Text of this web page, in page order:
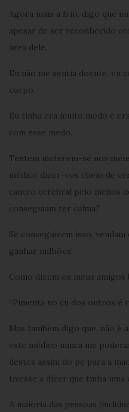
Agora mais a frio, digo que
apesar de ser reconhecido
área dele.
Eu não me sentia doente, eu
corpo.
Eu tinha era muito medo e
com esse medo.
Tentem meterem-se nos
médico dizer-vos cheio de
cancro cerebral pelo menos
conseguiam ter calma?
Se conseguirem isso,
ganhar milhões!
Como dizem os meus
“Pimenta no cu dos outros é
Mas também digo que, não é
este médico nunca me
destes assim do pé para a
tivesse a dizer que tinha uma
A maioria das pessoas